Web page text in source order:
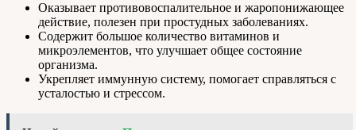
Оказывает противовоспалительное и жаропонижающее
действие, полезен при простудных заболеваниях.
Содержит большое количество витаминов и
микроэлементов, что улучшает общее состояние
организма.
Укрепляет иммунную систему, помогает справляться с
усталостью и стрессом.